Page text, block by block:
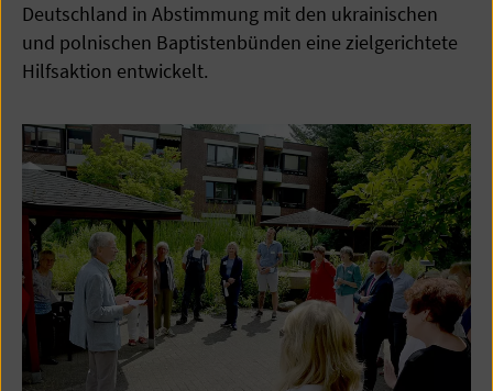
Deutschland in Abstimmung mit den ukrainischen
und polnischen Baptistenbünden eine zielgerichtete
Hilfsaktion entwickelt.